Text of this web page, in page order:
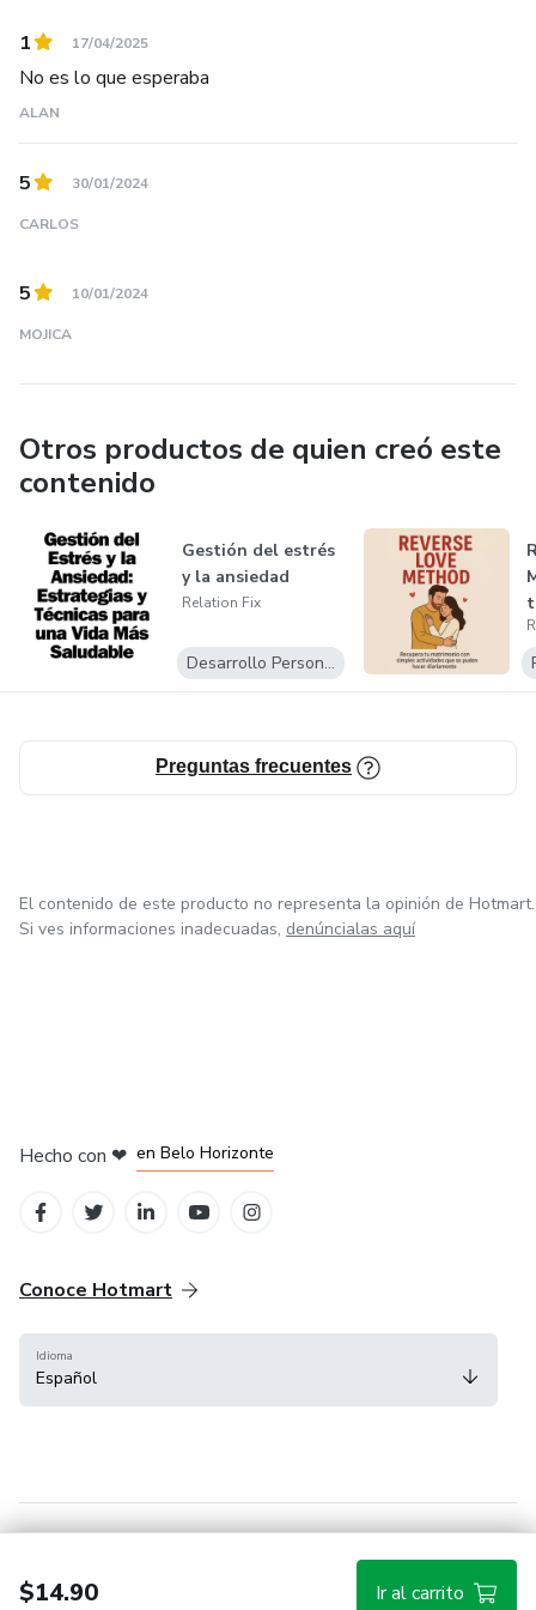
más fuerte y más profunda. ¡Que cada página sea un
recordatorio de que su amor merece ser celebrado y
nutrido continuamente!
¡Aquí comienza su viaje hacia un amor duradero!
1 17/04/2025
No es lo que esperaba
ALAN
5 30/01/2024
CARLOS
5 10/01/2024
MOJICA
Otros productos de quien creó este
contenido
Gestión del estrés
y la ansiedad
Relation Fix
Desarrollo Personal
Preguntas frecuentes
$14.90 Ir al carrito
El contenido de este producto no representa la opinión de Hotmart.
Si ves informaciones inadecuadas, denúncialas aquí
Hecho con ❤ en Belo Horizonte
Conoce Hotmart
Idioma
Español